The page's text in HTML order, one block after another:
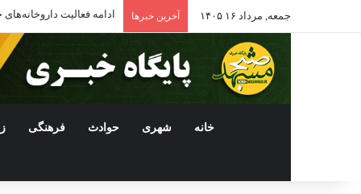
جمعه, مرداد ۱۶ ۱۴۰۵ آخرین خبرها ادامه فعالیت
خانه شهری حوادث فرهنگی